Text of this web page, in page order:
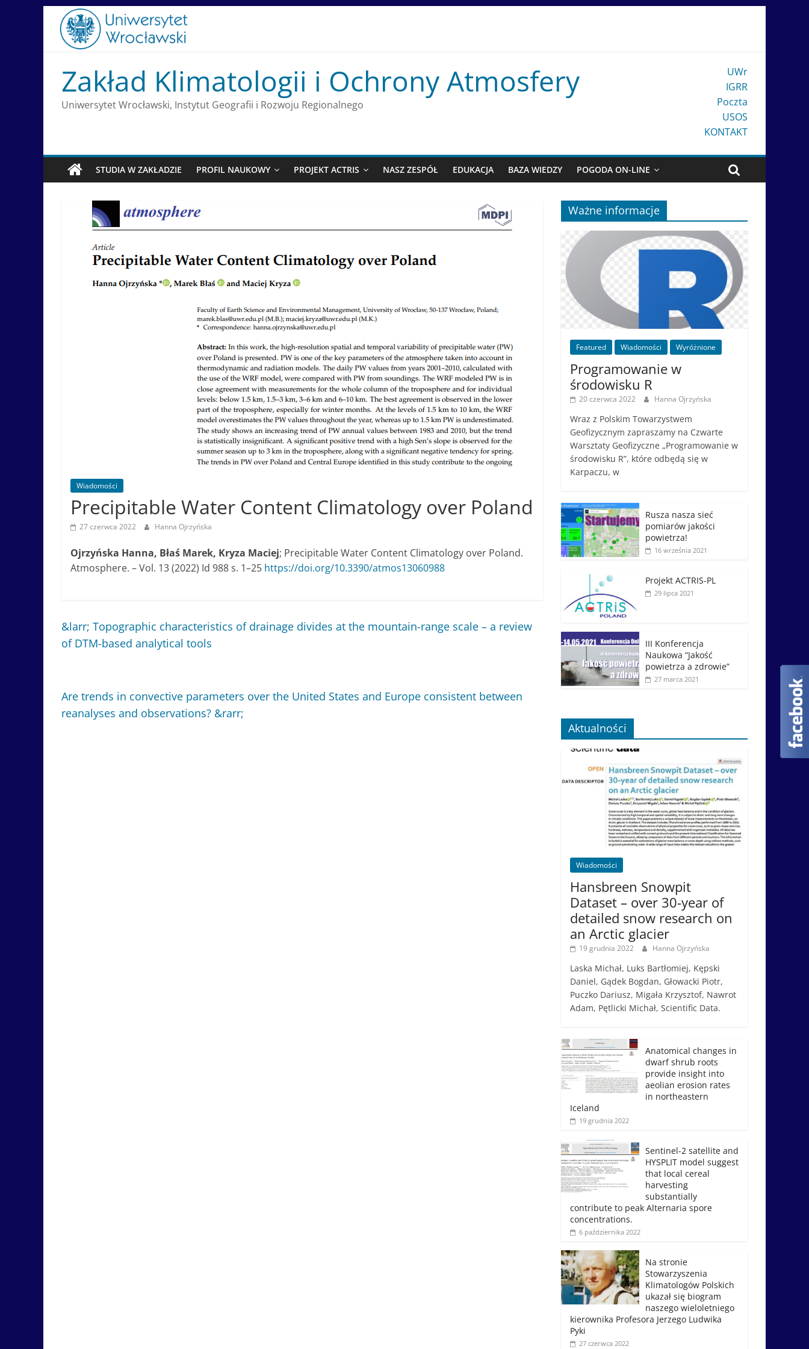
content
Zakład Klimatologii i Ochrony Atmosfery
Uniwersytet Wrocławski, Instytut Geografii i Rozwoju Regionalnego
UWr
IGRR
Poczta
USOS
KONTAKT
STUDIA W ZAKŁADZIE PROFIL NAUKOWY PROJEKT ACTRIS NASZ ZESPÓŁ EDUKACJA BAZA WIEDZY POGODA ON-LINE
Wiadomości
Precipitable Water Content Climatology over Poland
27 czerwca 2022 Hanna Ojrzyńska
Ojrzyńska Hanna, Błaś Marek, Kryza Maciej; Precipitable Water Content Climatology over Poland.
Atmosphere. – Vol. 13 (2022) Id 988 s. 1–25 https://doi.org/10.3390/atmos13060988
&larr; Topographic characteristics of drainage divides at the mountain-range scale – a review
of DTM-based analytical tools
Are trends in convective parameters over the United States and Europe consistent between
reanalyses and observations? &rarr;
Ważne informacje
Featured Wiadomości Wyróżnione
Programowanie w
środowisku R
20 czerwca 2022 Hanna Ojrzyńska
Wraz z Polskim Towarzystwem
Geofizycznym zapraszamy na Czwarte
Warsztaty Geofizyczne „Programowanie w
środowisku R”, które odbędą się w
Karpaczu, w
Rusza nasza sieć
pomiarów jakości
powietrza!
16 września 2021
Projekt ACTRIS-PL
29 lipca 2021
III Konferencja
Naukowa “Jakość
powietrza a zdrowie”
27 marca 2021
Aktualności
Wiadomości
Hansbreen Snowpit
Dataset – over 30-year of
detailed snow research on
an Arctic glacier
19 grudnia 2022 Hanna Ojrzyńska
Laska Michał, Luks Bartłomiej, Kępski
Daniel, Gądek Bogdan, Głowacki Piotr,
Puczko Dariusz, Migała Krzysztof, Nawrot
Adam, Pętlicki Michał, Scientific Data.
Anatomical changes in
dwarf shrub roots
provide insight into
aeolian erosion rates
in northeastern
Iceland
19 grudnia 2022
Sentinel-2 satellite and
HYSPLIT model suggest
that local cereal
harvesting
substantially
contribute to peak Alternaria spore
concentrations.
6 października 2022
Na stronie
Stowarzyszenia
Klimatologów Polskich
ukazał się biogram
naszego wieloletniego
kierownika Profesora Jerzego Ludwika
Pyki
27 czerwca 2022